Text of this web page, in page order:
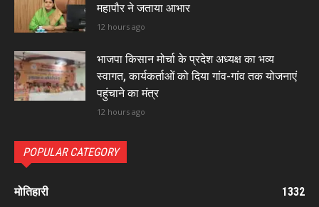
महापौर ने जताया आभार
12 hours ago
भाजपा किसान मोर्चा के प्रदेश अध्यक्ष का भव्य
स्वागत, कार्यकर्ताओं को दिया गांव-गांव तक योजनाएं
पहुंचाने का मंत्र
12 hours ago
POPULAR CATEGORY
मोतिहारी
1332